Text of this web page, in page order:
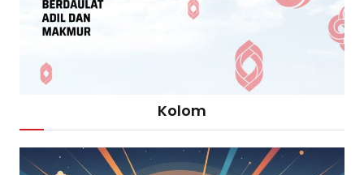
Kolom